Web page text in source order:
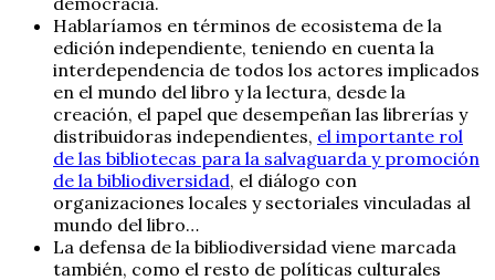
Hablaríamos en términos de ecosistema de la
edición independiente, teniendo en cuenta la
interdependencia de todos los actores implicados
en el mundo del libro y la lectura, desde la
creación, el papel que desempeñan las librerías y
distribuidoras independientes, el importante rol
de las bibliotecas para la salvaguarda y promoción
de la bibliodiversidad, el diálogo con
organizaciones locales y sectoriales vinculadas al
mundo del libro…
La defensa de la bibliodiversidad viene marcada
también, como el resto de políticas culturales